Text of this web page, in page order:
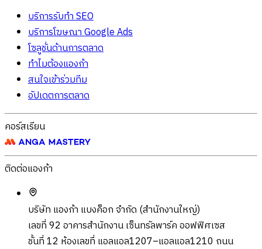
บริการรับทำ SEO
บริการโฆษณา Google Ads
โซลูชั่นด้านการตลาด
ทำไมต้องแองก้า
สนใจเข้าร่วมทีม
อัปเดตการตลาด
คอร์สเรียน
ติดต่อแองก้า
บริษัท แองก้า แบงค็อก จำกัด (สำนักงานใหญ่)
เลขที่ 92 อาคารสำนักงาน เซ็นทรัลพาร์ค ออฟฟิศเซส
ชั้นที่ 12 ห้องเลขที่ แอลแอล1207–แอลแอล1210 ถนน